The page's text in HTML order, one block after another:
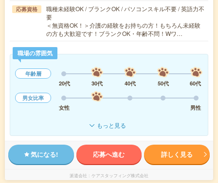
応募資格
職種未経験OK / ブランクOK / パソコンスキル不要 / 英語力不
要
＜無資格OK！＞介護の経験をお持ちの方！もちろん未経験
の方も大歓迎です！ブランクOK・年齢不問！Wワ…
職場の雰囲気
年齢層
20代
30代 40代 50代
60代
男女比率
女性
男性
もっと見る
気になる! 応募へ進む 詳しく見る
派遣会社 ケアスタッフィング株式会社